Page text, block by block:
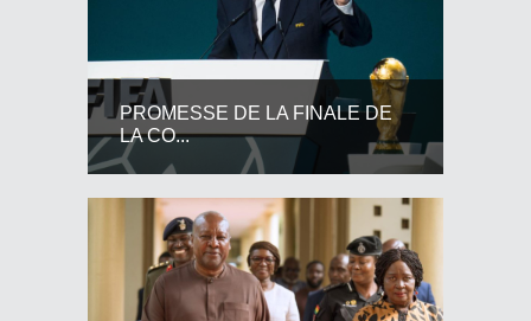
PROMESSE DE LA FINALE DE
LA CO...